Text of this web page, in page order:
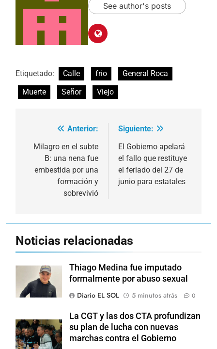
See author's posts
Etiquetado: Calle frio
General Roca
Muerte
Señor Viejo
Navegación
de
entradas
Anterior:
Milagro en el subte
B: una nena fue
embestida por una
formación y
sobrevivió
Siguiente:
El Gobierno apelará
el fallo que restituye
el feriado del 27 de
junio para estatales
Noticias relacionadas
Thiago Medina fue imputado
formalmente por abuso sexual
Diario EL SOL
5 minutos atrás 0
La CGT y las dos CTA profundizan
su plan de lucha con nuevas
marchas contra el Gobierno